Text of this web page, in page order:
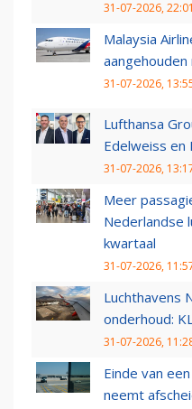
31-07-2026, 22:01
Malaysia
31-07-2026,
Lufthansa
Edelweiss en
31-07-2026,
Meer
Nederlandse
kwartaal
31-07-2026,
Luchthavens
onderhoud:
31-07-2026,
Einde van
neemt